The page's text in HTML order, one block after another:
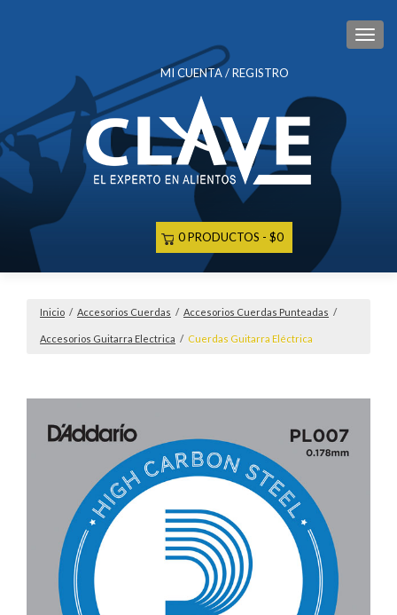
MI CUENTA / REGISTRO
0 PRODUCTOS $0
Inicio / Accesorios Cuerdas / Accesorios Cuerdas Punteadas /
Accesorios Guitarra Electrica / Cuerdas Guitarra Eléctrica